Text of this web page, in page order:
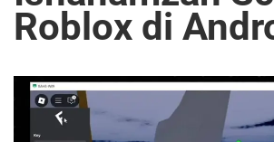
Roblox di